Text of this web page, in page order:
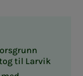
til Larvik